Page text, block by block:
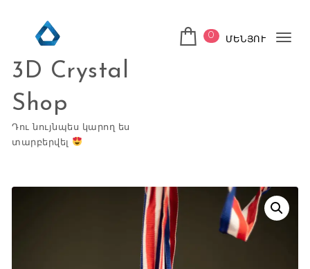
Skip to content
3D Crystal
Shop
Դու նույնպես կարող ես
տարբերվել
0 ՄԵՆՅՈՒ